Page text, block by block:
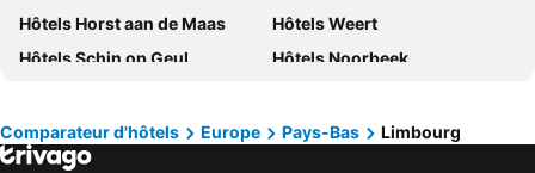
Hôtels Horst aan de Maas
Hôtels Weert
Hôtels Schin op Geul
Hôtels Noorbeek
Hôtels Epen
Hôtels Roosteren
Hôtels Beek
Comparateur d'hôtels Europe Pays-Bas Limbourg